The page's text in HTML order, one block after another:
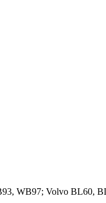
WB97; Volvo BL60,